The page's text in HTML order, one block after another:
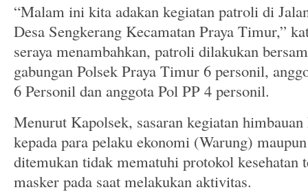
“Malam ini kita adakan kegiatan patroli di
Desa Sengkerang Kecamatan Praya Timur,”
seraya menambahkan, patroli dilakukan
gabungan Polsek Praya Timur 6 personil,
6 Personil dan anggota Pol PP 4 personil.
Menurut Kapolsek, sasaran kegiatan
kepada para pelaku ekonomi (Warung)
ditemukan tidak mematuhi protokol kesehatan
masker pada saat melakukan aktivitas.